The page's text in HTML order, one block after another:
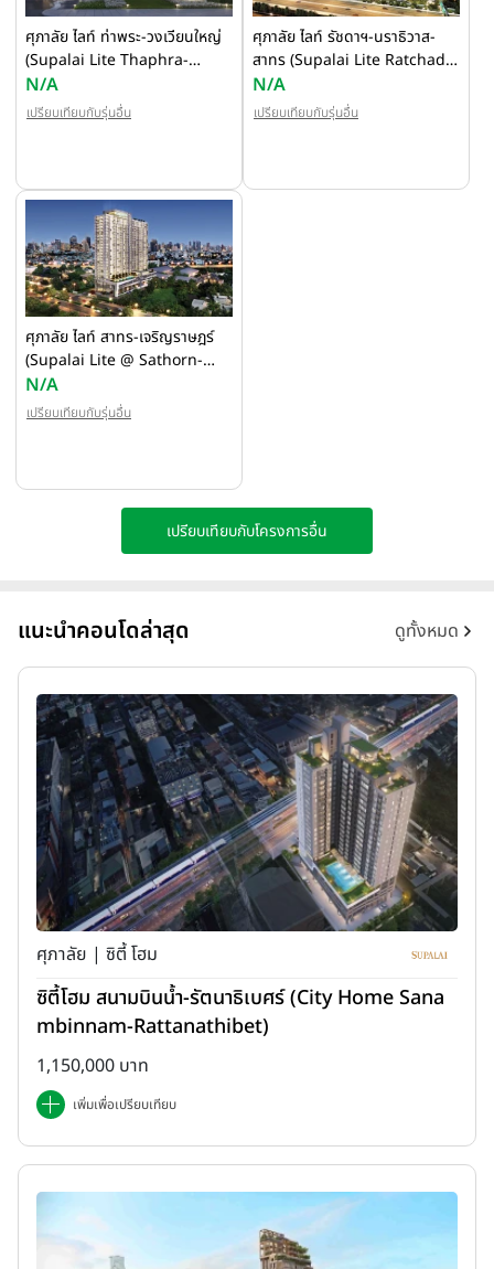
ศุภาลัย ไลท์ ท่าพระ-วงเวียนใหญ่
(Supalai Lite Thaphra-
Wongwian Yai)
N/A
เปรียบเทียบกับรุ่นอื่น
ศุภาลัย ไลท์ รัชดาฯ-นราธิวาส-
สาทร (Supalai Lite Ratchada
- Naradhiwas - Sathon)
N/A
เปรียบเทียบกับรุ่นอื่น
ศุภาลัย ไลท์ สาทร-เจริญราษฎร์
(Supalai Lite @ Sathorn-
Charoenrat)
N/A
เปรียบเทียบกับรุ่นอื่น
เปรียบเทียบกับโครงการอื่น
แนะนำคอนโดล่าสุด ดูทั้งหมด
ศุภาลัย | ซิตี้ โฮม
ซิตี้โฮม สนามบินน้ำ-รัตนาธิเบศร์ (City Home Sana
mbinnam-Rattanathibet)
1,150,000 บาท
เพิ่มเพื่อเปรียบเทียบ